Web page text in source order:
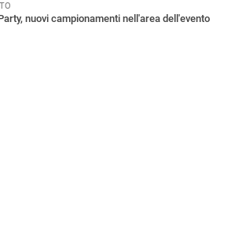
nuovi campionamenti nell'area dell'evento